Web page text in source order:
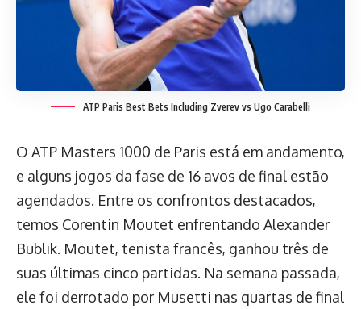
ATP Paris Best Bets Including Zverev vs Ugo Carabelli
O ATP Masters 1000 de Paris está em andamento,
e alguns jogos da fase de 16 avos de final estão
agendados. Entre os confrontos destacados,
temos Corentin Moutet enfrentando Alexander
Bublik. Moutet, tenista francês, ganhou três de
suas últimas cinco partidas. Na semana passada,
ele foi derrotado por Musetti nas quartas de final